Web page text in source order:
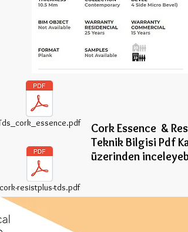
cork-resistplus-tds.pdf
Cork Essence &
Teknik Bilgisi Pdf
üzerinden inceleye